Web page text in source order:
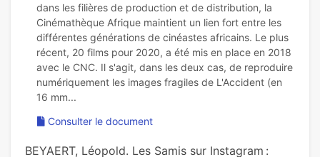
dans les filières de production et de distribution, la
Cinémathèque Afrique maintient un lien fort entre les
différentes générations de cinéastes africains. Le plus
récent, 20 films pour 2020, a été mis en place en 2018
avec le CNC. Il s'agit, dans les deux cas, de reproduire
numériquement les images fragiles de L'Accident (en
Consulter le document
BEYAERT, Léopold. Les Samis sur Instagram :